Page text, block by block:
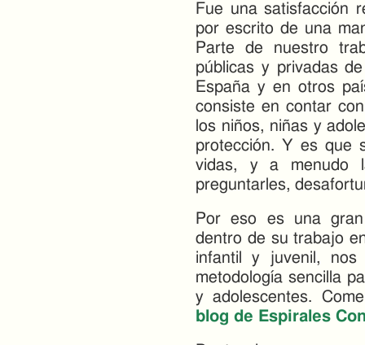
Fue una satisfacción
por escrito de una
Parte de nuestro
públicas y privadas
España y en otros
consiste en contar
los niños, niñas y
protección. Y es que
vidas, y a menudo
preguntarles,
Por eso es una
dentro de su trabajo
infantil y juvenil,
metodología sencilla
y adolescentes.
blog de Espirales